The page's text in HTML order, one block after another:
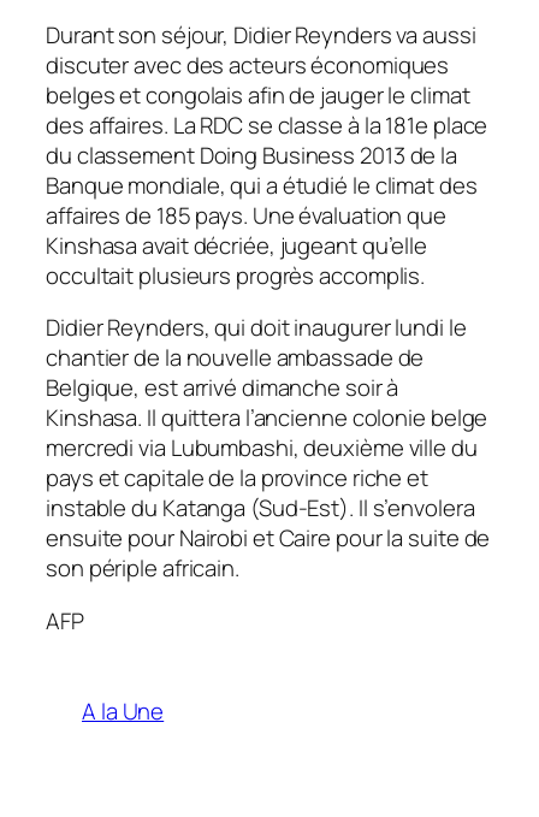
Durant son séjour, Didier Reynders va aussi
discuter avec des acteurs économiques
belges et congolais afin de jauger le climat
des affaires. La RDC se classe à la 181e place
du classement Doing Business 2013 de la
Banque mondiale, qui a étudié le climat des
affaires de 185 pays. Une évaluation que
Kinshasa avait décriée, jugeant qu’elle
occultait plusieurs progrès accomplis.
Didier Reynders, qui doit inaugurer lundi le
chantier de la nouvelle ambassade de
Belgique, est arrivé dimanche soir à
Kinshasa. Il quittera l’ancienne colonie belge
mercredi via Lubumbashi, deuxième ville du
pays et capitale de la province riche et
instable du Katanga (Sud-Est). Il s’envolera
ensuite pour Nairobi et Caire pour la suite de
son périple africain.
AFP
A la Une